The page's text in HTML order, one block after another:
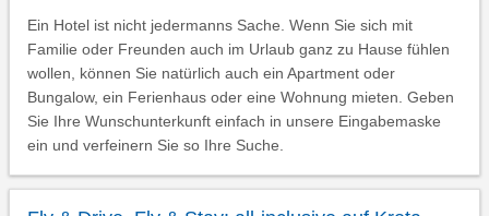
Ein Hotel ist nicht jedermanns Sache. Wenn Sie sich mit
Familie oder Freunden auch im Urlaub ganz zu Hause fühlen
wollen, können Sie natürlich auch ein Apartment oder
Bungalow, ein Ferienhaus oder eine Wohnung mieten. Geben
Sie Ihre Wunschunterkunft einfach in unsere Eingabemaske
ein und verfeinern Sie so Ihre Suche.